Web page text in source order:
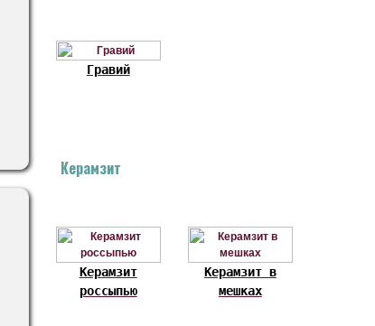
Гравий
Керамзит
Керамзит
россыпью
Керамзит в
мешках